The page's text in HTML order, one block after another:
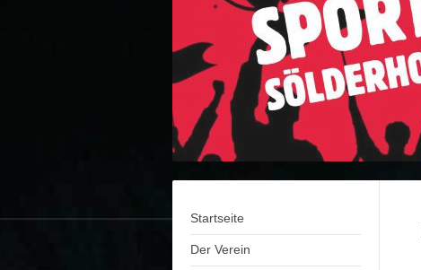
Startseite
Der Verein